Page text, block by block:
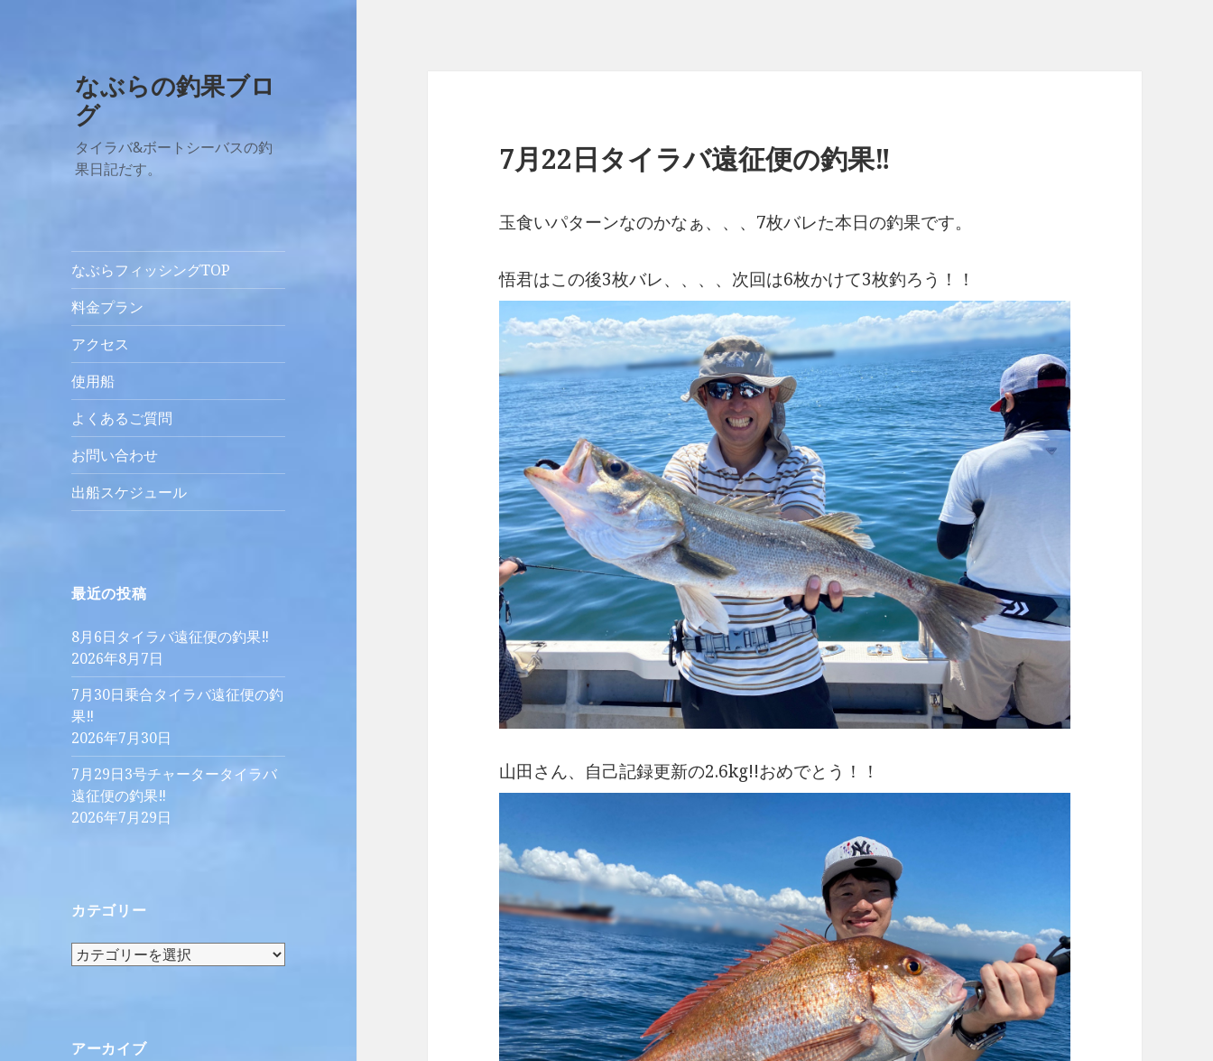
なぶらの釣果ブロ
グ
タイラバ&ボートシーバスの釣
果日記だす。
なぶらフィッシングTOP
料金プラン
アクセス
使用船
よくあるご質問
お問い合わせ
出船スケジュール
最近の投稿
8月6日タイラバ遠征便の釣果‼︎
2026年8月7日
7月30日乗合タイラバ遠征便の釣
果‼︎
2026年7月30日
7月29日3号チャータータイラバ
遠征便の釣果‼︎
2026年7月29日
カテゴリー
カ
ー
アーカイブ
7月22日タイラバ遠征便の釣果‼︎
玉食いパターンなのかなぁ、、、7枚バレた本日の釣果です。
悟君はこの後3枚バレ、、、、次回は6枚かけて3枚釣ろう！！
山田さん、自己記録更新の2.6kg!!おめでとう！！